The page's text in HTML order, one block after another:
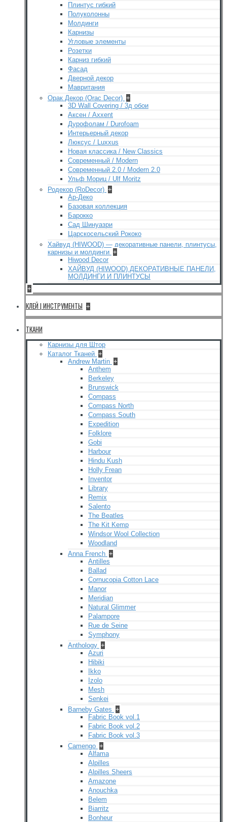
Плинтус гибкий
Полуколонны
Молдинги
Карнизы
Угловые элементы
Розетки
Карниз гибкий
Фасад
Дверной декор
Мавритания
Орак Декор (Orac Decor) +
3D Wall Covering / 3д обои
Аксен / Axxent
Дурофолам / Durofoam
Интерьерный декор
Люксус / Luxxus
Новая классика / New Classics
Современный / Modern
Современный 2.0 / Modern 2.0
Ульф Мориц / Ulf Moritz
Родекор (RoDecor) +
Ар-Деко
Базовая коллекция
Барокко
Сад Шинуазри
Царскосельский Рококо
Хайвуд (HIWOOD) — декоративные панели, плинтусы,
карнизы и молдинги +
Hiwood Decor
ХАЙВУД (HIWOOD) ДЕКОРАТИВНЫЕ ПАНЕЛИ,
МОЛДИНГИ И ПЛИНТУСЫ
+
КЛЕЙ | ИНСТРУМЕНТЫ +
ТКАНИ
Карнизы для Штор
Каталог Тканей +
Andrew Martin +
Anthem
Berkeley
Brunswick
Compass
Compass North
Compass South
Expedition
Folklore
Gobi
Harbour
Hindu Kush
Holly Frean
Inventor
Library
Remix
Salento
The Beatles
The Kit Kemp
Windsor Wool Collection
Woodland
Anna French +
Antilles
Ballad
Cornucopia Cotton Lace
Manor
Meridian
Natural Glimmer
Palampore
Rue de Seine
Symphony
Anthology +
Azuri
Hibiki
Ikko
Izolo
Mesh
Senkei
Barneby Gates +
Fabric Book vol.1
Fabric Book vol.2
Fabric Book vol.3
Camengo +
Alfama
Alpilles
Alpilles Sheers
Amazone
Anouchka
Belem
Biarritz
Bonheur